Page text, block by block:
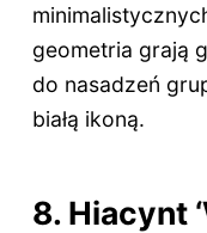
geometria grają
do nasadzeń
białą ikoną.
8. Hiacynt